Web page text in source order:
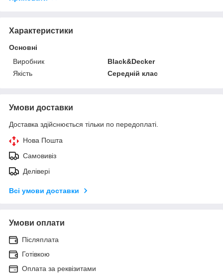
Характеристики
Основні
Виробник
Black&Decker
Якість
Середній клас
Умови доставки
Доставка здійснюється тільки по передоплаті.
Нова Пошта
Самовивіз
Делівері
Всі умови доставки
Умови оплати
Післяплата
Готівкою
Оплата за реквізитами